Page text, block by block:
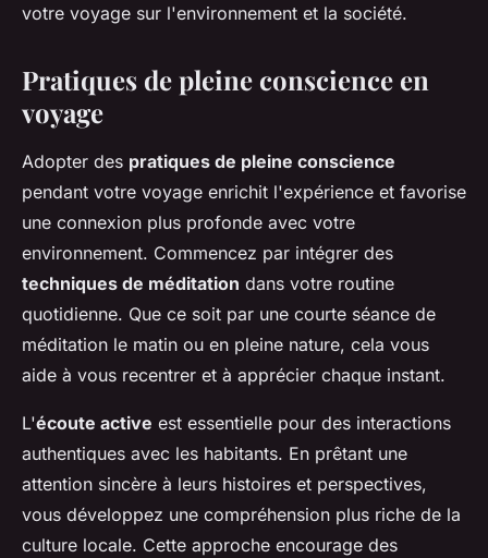
votre voyage sur l'environnement et la société.
Pratiques de pleine conscience en
voyage
Adopter des pratiques de pleine conscience
pendant votre voyage enrichit l'expérience et favorise
une connexion plus profonde avec votre
environnement. Commencez par intégrer des
techniques de méditation dans votre routine
quotidienne. Que ce soit par une courte séance de
méditation le matin ou en pleine nature, cela vous
aide à vous recentrer et à apprécier chaque instant.
L'écoute active est essentielle pour des interactions
authentiques avec les habitants. En prêtant une
attention sincère à leurs histoires et perspectives,
vous développez une compréhension plus riche de la
culture locale. Cette approche encourage des